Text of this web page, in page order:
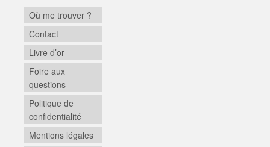
Où me trouver ?
Contact
Livre d’or
Foire aux
questions
Politique de
confidentialité
Mentions légales